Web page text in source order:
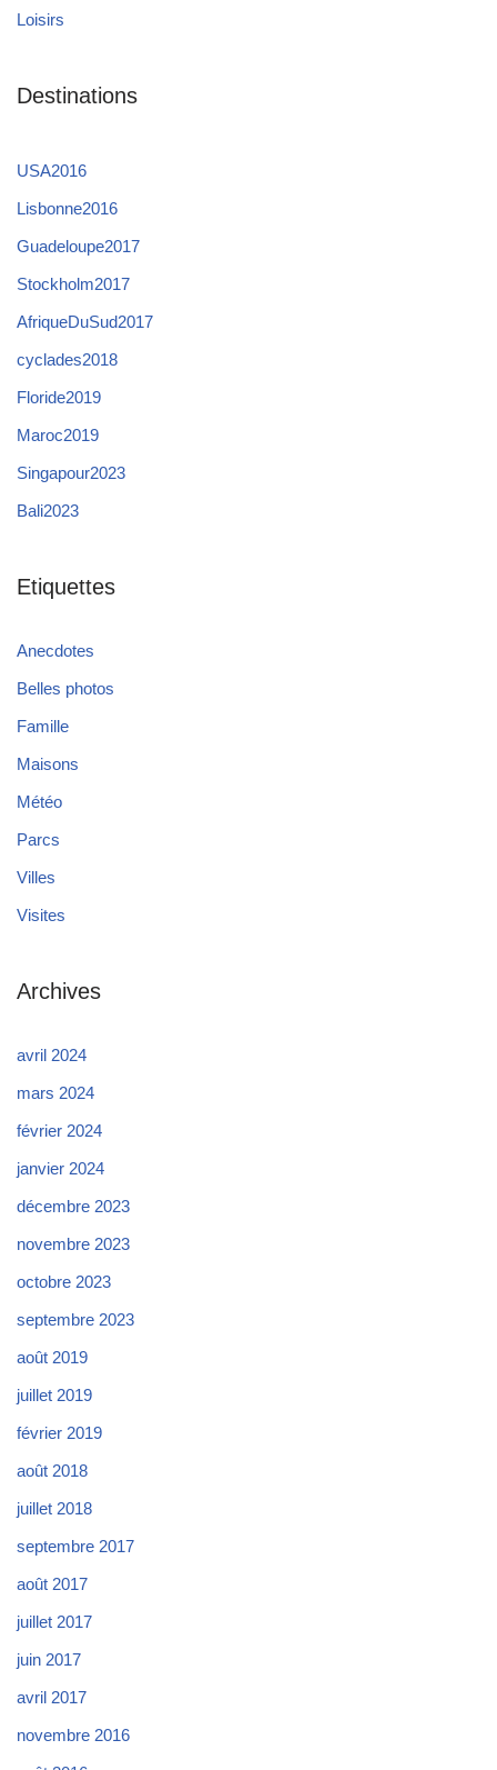
Loisirs
Destinations
USA2016
Lisbonne2016
Guadeloupe2017
Stockholm2017
AfriqueDuSud2017
cyclades2018
Floride2019
Maroc2019
Singapour2023
Bali2023
Etiquettes
Anecdotes
Belles photos
Famille
Maisons
Météo
Parcs
Villes
Visites
Archives
avril 2024
mars 2024
février 2024
janvier 2024
décembre 2023
novembre 2023
octobre 2023
septembre 2023
août 2019
juillet 2019
février 2019
août 2018
juillet 2018
septembre 2017
août 2017
juillet 2017
juin 2017
avril 2017
novembre 2016